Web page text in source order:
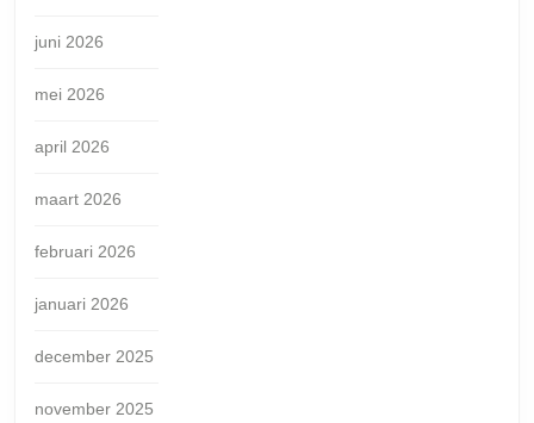
juni 2026
mei 2026
april 2026
maart 2026
februari 2026
januari 2026
december 2025
november 2025